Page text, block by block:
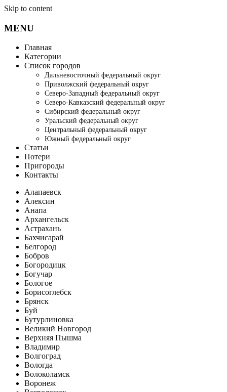
Skip to content
MENU
Главная
Категории
Список городов
Дальневосточный федеральный округ
Приволжский федеральный округ
Северо-Западный федеральный округ
Северо-Кавказский федеральный округ
Сибирский федеральный округ
Уральский федеральный округ
Центральный федеральный округ
Южный федеральный округ
Статьи
Потери
Пригороды
Контакты
Алапаевск
Алексин
Анапа
Архангельск
Астрахань
Бахчисарай
Белгород
Бобров
Богородицк
Богучар
Бологое
Борисоглебск
Брянск
Буй
Бутурлиновка
Великий Новгород
Верхняя Пышма
Владимир
Волгоград
Вологда
Волоколамск
Воронеж